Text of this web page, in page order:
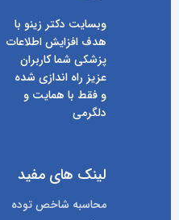
وبسایت دکتر زینو با
هدف افزایش اطلاعات
پزشکی شما کاربران
عزیز راه اندازی شده
و فقط با همایت و
دلگرمی
لینک های مفید
محاسبه شاخص توده